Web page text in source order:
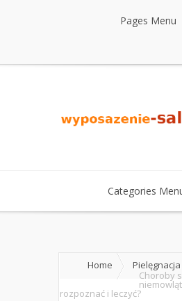
Pages Menu
Categories
Home
Choroby
rozpoznać i leczyć?